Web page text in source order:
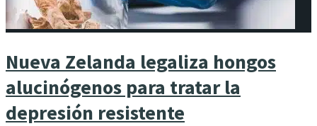
Nueva Zelanda legaliza hongos
alucinógenos para tratar la
depresión resistente